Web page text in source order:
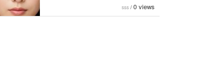
sss / 0 views